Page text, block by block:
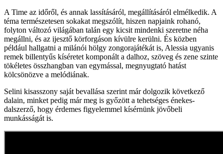
A Time az időről, és annak lassításáról, megállításáról elmélkedik. A
téma természetesen sokakat megszólít, hiszen napjaink rohanó,
folyton változó világában talán egy kicsit mindenki szeretne néha
megállni, és az ijesztő körforgáson kívülre kerülni. És közben
például hallgatni a milánói hölgy zongorajátékát is, Alessia ugyanis
remek billentyűs kíséretet komponált a dalhoz, szöveg és zene szinte
tökéletes összhangban van egymással, megnyugtató hatást
kölcsönözve a melódiának.
Selini kisasszony saját bevallása szerint már dolgozik következő
dalain, minket pedig már meg is győzött a tehetséges énekes-
dalszerző, hogy érdemes figyelemmel kísérnünk jövőbeli
munkásságát is.